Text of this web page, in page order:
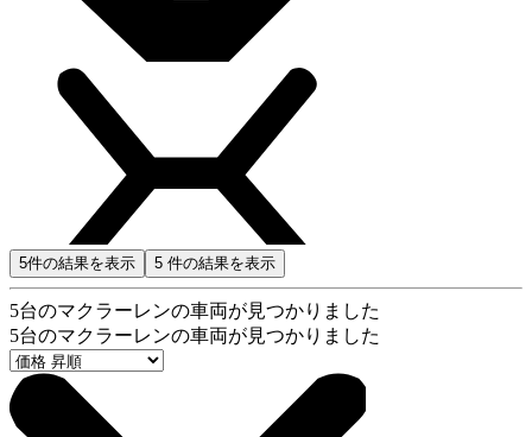
5件の結果を表示 5 件の結果を表示
5台のマクラーレンの車両が見つかりました
5台のマクラーレンの車両が見つかりました